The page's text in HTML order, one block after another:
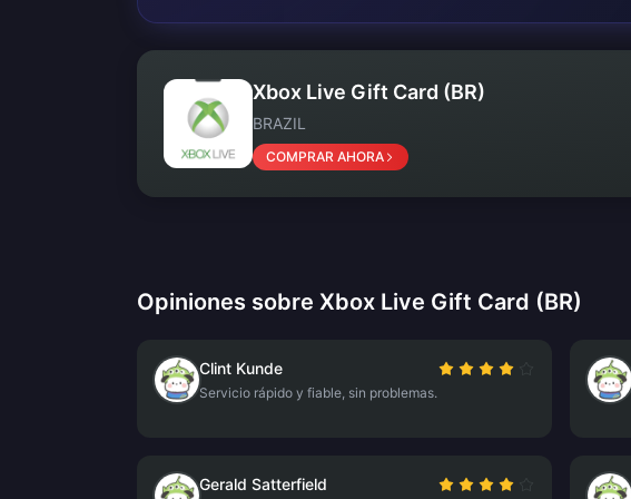
Xbox Live Gift Card (BR)
BRAZIL
COMPRAR AHORA
Opiniones sobre Xbox Live Gift Card (BR)
Clint Kunde
Servicio rápido y fiable, sin problemas.
Gerald Satterfield